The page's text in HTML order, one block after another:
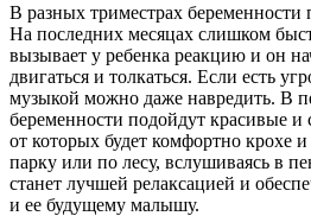
В разных триместрах беременности
На последних месяцах слишком
вызывает у ребенка реакцию и он
двигаться и толкаться. Если есть
музыкой можно даже навредить. В
беременности подойдут красивые и
от которых будет комфортно крохе
парку или по лесу, вслушиваясь в
станет лучшей релаксацией и
и ее будущему малышу.